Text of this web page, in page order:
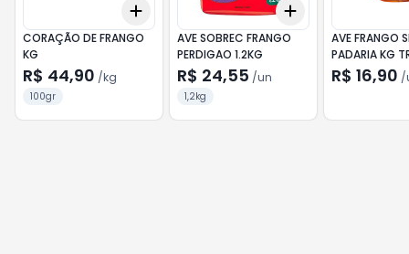
+1kg
Add
CORAÇÃO DE FRANGO
KG
R$ 44,90 /kg
100gr
Add
AVE SOBREC FRANGO
PERDIGAO 1.2KG
R$ 24,55 /un
1,2kg
AVE FRANGO
PADARIA KG
R$ 16,90 /